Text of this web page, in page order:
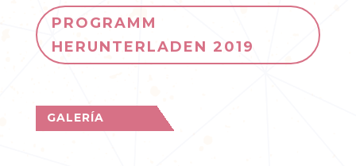
PROGRAMM
HERUNTERLADEN 2019
GALERÍA